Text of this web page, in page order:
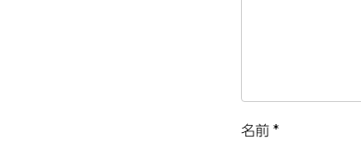
名前 *